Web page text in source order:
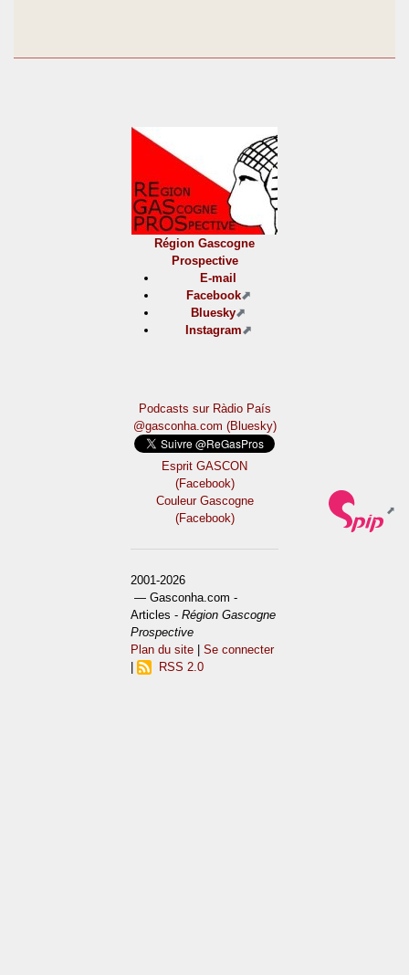
Région Gascogne
Prospective
E-mail
Facebook
Bluesky
Instagram
Podcasts sur Ràdio País
@gasconha.com (Bluesky)
Esprit GASCON
(Facebook)
Couleur Gascogne
(Facebook)
2001-2026
— Gasconha.com -
Articles -Région Gascogne
Prospective
Plan du site |Se connecter
RSS 2.0